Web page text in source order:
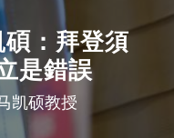
：拜登須
是錯誤
凯硕教授